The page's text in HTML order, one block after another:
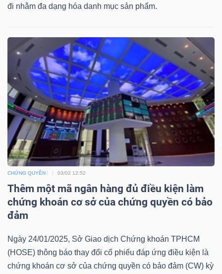
đi nhằm đa dạng hóa danh mục sản phẩm.
CHỨNG QUYỀN 03/02 12:52
Thêm một mã ngân hàng đủ điều kiện làm
chứng khoán cơ sở của chứng quyền có bảo
đảm
Ngày 24/01/2025, Sở Giao dịch Chứng khoán TPHCM
(HOSE) thông báo thay đổi cổ phiếu đáp ứng điều kiện là
chứng khoán cơ sở của chứng quyền có bảo đảm (CW) kỳ
TIỆN
ÍCH
BẤT
ĐỘNG
SẢN
Mã
chứng
khoán
Tất cả Cổ phiếu Chỉ số Chứng chỉ quỹ Chứng